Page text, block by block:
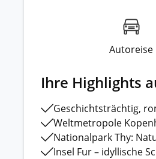
Autoreise
Ihre Highlights
Geschichtsträchtig,
Weltmetropole
Nationalpark Thy:
Insel Fur – idyllische